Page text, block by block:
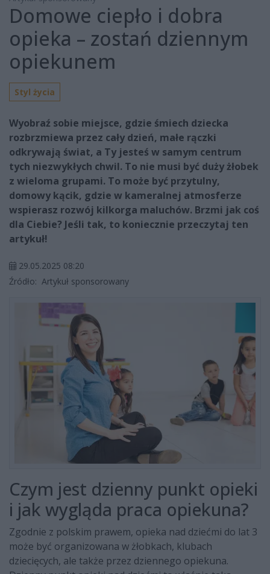
Domowe ciepło i dobra
opieka – zostań dziennym
opiekunem
Styl życia
Wyobraź sobie miejsce, gdzie śmiech dziecka
rozbrzmiewa przez cały dzień, małe rączki
odkrywają świat, a Ty jesteś w samym centrum
tych niezwykłych chwil. To nie musi być duży żłobek
z wieloma grupami. To może być przytulny,
domowy kącik, gdzie w kameralnej atmosferze
wspierasz rozwój kilkorga maluchów. Brzmi jak coś
dla Ciebie? Jeśli tak, to koniecznie przeczytaj ten
artykuł!
29.05.2025 08:20
Źródło: Artykuł sponsorowany
Czym jest dzienny punkt opieki
i jak wygląda praca opiekuna?
Zgodnie z polskim prawem, opieka nad dziećmi do lat 3
może być organizowana w żłobkach, klubach
dziecięcych, ale także przez dziennego opiekuna.